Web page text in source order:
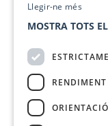
Llegir-ne més
MOSTRA TOTS
RENDIMENT
ORIENTACIÓ